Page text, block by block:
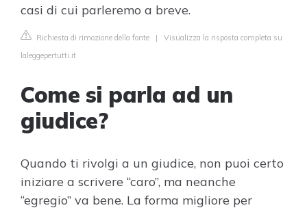
casi di cui parleremo a breve.
Richiesta di rimozione della fonte | Visualizza la risposta completa su
laleggepertutti.it
Come si parla ad un
giudice?
Quando ti rivolgi a un giudice, non puoi certo
iniziare a scrivere “caro”, ma neanche
“egregio” va bene. La forma migliore per